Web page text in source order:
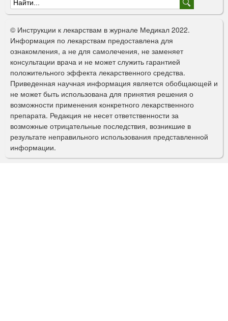
Ф
о
р
м
а
п
о
и
с
к
© Инструкции к лекарствам в журнале Медикал 2022.
Информация по лекарствам предоставлена для
ознакомления, а не для самолечения, не заменяет
консультации врача и не может служить гарантией
положительного эффекта лекарственного средства.
Приведенная научная информация является обобщающей и
не может быть использована для принятия решения о
возможности применения конкретного лекарственного
препарата. Редакция не несет ответственности за
возможные отрицательные последствия, возникшие в
результате неправильного использования представленной
информации.